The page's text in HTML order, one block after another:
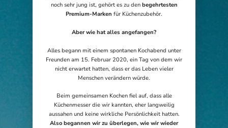
noch sehr jung ist, gehört es zu den begehrtesten
Premium-Marken für Küchenzubehör.
Aber wie hat alles angefangen?
Alles begann mit einem spontanen Kochabend unter
Freunden am 15. Februar 2020, ein Tag von dem wir
nicht erwartet hatten, dass er das Leben vieler
Menschen verändern würde.
Beim gemeinsamen Kochen fiel auf, dass alle
Küchenmesser die wir kannten, eher langweilig
aussahen und keine wirkliche Persönlichkeit hatten.
Also begannen wir zu überlegen, wie wir wieder